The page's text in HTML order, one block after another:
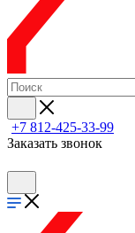
+7 812-425-33-99
Заказать звонок